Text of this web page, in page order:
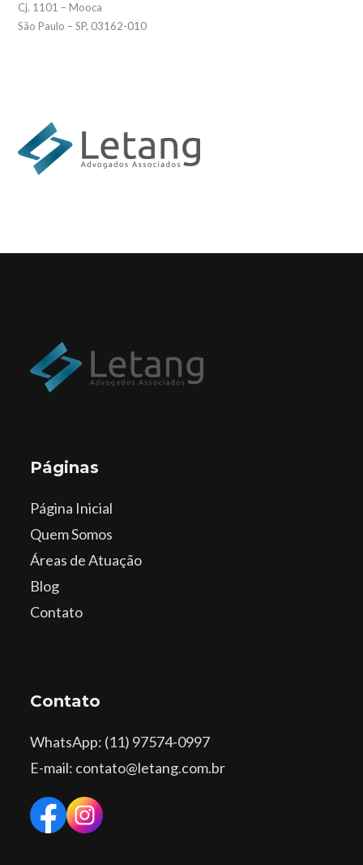
Cj. 1101 – Mooca
São Paulo – SP, 03162-010
Páginas
Página Inicial
Quem Somos
Áreas de Atuação
Blog
Contato
Contato
WhatsApp: (11) 97574-0997
E-mail: contato@letang.com.br